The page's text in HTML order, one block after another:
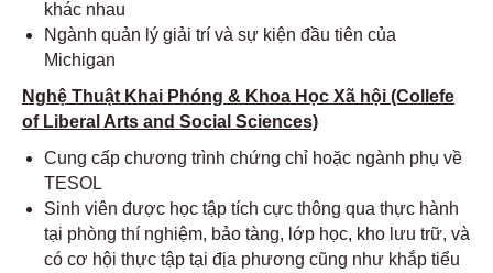
khác nhau
Ngành quản lý giải trí và sự kiện đầu tiên của
Michigan
Nghệ Thuật Khai Phóng & Khoa Học Xã hội (Collefe
of Liberal Arts and Social Sciences)
Cung cấp chương trình chứng chỉ hoặc ngành phụ về
TESOL
Sinh viên được học tập tích cực thông qua thực hành
tại phòng thí nghiệm, bảo tàng, lớp học, kho lưu trữ, và
có cơ hội thực tập tại địa phương cũng như khắp tiểu